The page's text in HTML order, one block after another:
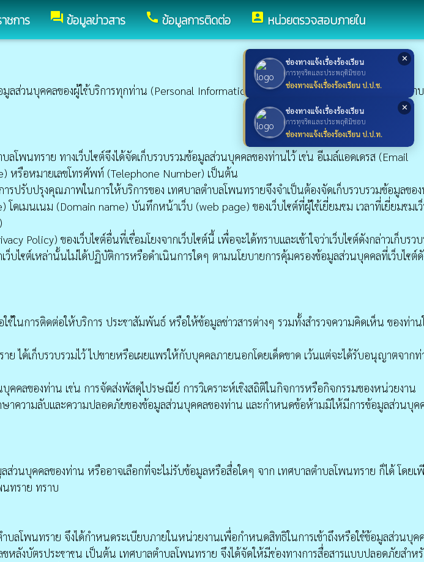
✕
ช่องทางแจ้งเรื่องร้องเรียน
การทุจริตและประพฤติมิชอบ
ช่องทางแจ้งเรื่องร้องเรียน ป.ป.ช.
✕
ช่องทางแจ้งเรื่องร้องเรียน
การทุจริตและประพฤติมิชอบ
ช่องทางแจ้งเรื่องร้องเรียน ป.ป.ท.
ชการ forumข้อมูลข่าวสาร callข้อมูลการติดต่อ account_boxหน่วยตรวจสอบภายใน
วนบุคคลของผู้ใช้บริการทุกท่าน (Personal Information) ที่ติดต่อเข้ามายังเว็บไซต์ของ เทศบาลตำ
โพนทราย ทางเว็บไซต์จึงได้จัดเก็บรวบรวมข้อมูลส่วนบุคคลของท่านไว้ เช่น อีเมล์แอดเดรส (Email
หรือหมายเลขโทรศัพท์ (Telephone Number) เป็นต้น
ปรับปรุงคุณภาพในการให้บริการของ เทศบาลตำบลโพนทรายจึงจำเป็นต้องจัดเก็บรวบรวมข้อมูลขอ
เมนเนม (Domain name) บันทึกหน้าเว็บ (web page) ของเว็บไซต์ที่ผู้ใช้เยี่ยมชม เวลาที่เยี่ยมชมเ
ของเว็บไซต์อื่นที่เชื่อมโยงจากเว็บไซต์นี้ เพื่อจะได้ทราบและเข้าใจว่าเว็บไซต์ดังกล่าวเก็บรว
ว็บไซต์เหล่านั้นไม่ได้ปฏิบัติการหรือดำเนินการใดๆ ตามนโยบายการคุ้มครองข้อมูลส่วนบุคคลที่เว็บไซต์
ในการติดต่อให้บริการ ประชาสัมพันธ์ หรือให้ข้อมูลข่าวสารต่างๆ รวมทั้งสำรวจความคิดเห็น ของท่า
ได้เก็บรวบรวมไว้ ไปขายหรือเผยแพร่ให้กับบุคคลภายนอกโดยเด็ดขาด เว้นแต่จะได้รับอนุญาตจาก
ลของท่าน เช่น การจัดส่งพัสดุไปรษณีย์ การวิเคราะห์เชิงสถิติในกิจการหรือกิจกรรมของหน่วยงาน
าความลับและความปลอดภัยของข้อมูลส่วนบุคคลของท่าน และกำหนดข้อห้ามมิให้มีการข้อมูลส่วนบุค
วนบุคคลของท่าน หรืออาจเลือกที่จะไม่รับข้อมูลหรือสื่อใดๆ จาก เทศบาลตำบลโพนทราย ก็ได้ โดยเ
นทราย ทราบ
โพนทราย จึงได้กำหนดระเบียบภายในหน่วยงานเพื่อกำหนดสิทธิในการเข้าถึงหรือใช้ข้อมูลส่วนบุค
ลังบัตรประชาชน เป็นต้น เทศบาลตำบลโพนทราย จึงได้จัดให้มีช่องทางการสื่อสารแบบปลอดภัยสำห